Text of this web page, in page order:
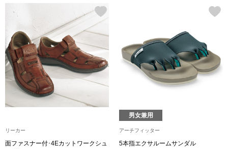
ダーウェア
ン雑貨
トップス
Tシャツ／カッ
リーカー
面ファスナー付･4Eカットワークシュ
男女兼用
アーチフィッター
5本指エクサルームサンダル